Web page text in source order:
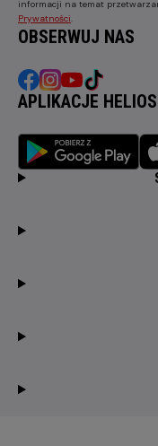
informacji na temat
Prywatności
OBSERWUJ NAS
APLIKACJE HELIOS